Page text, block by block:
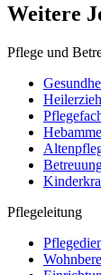
Weitere
Pflege und
Pflegeleitung